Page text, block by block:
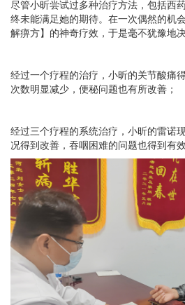
尽管小昕尝试过多种治疗方法，包括西
终未能满足她的期待。在一次偶然的机
解痹方】的神奇疗效，于是毫不犹豫地
经过一个疗程的治疗，小昕的关节酸痛
次数明显减少，便秘问题也有所改善；
经过三个疗程的系统治疗，小昕的雷诺
况得到改善，吞咽困难的问题也得到有